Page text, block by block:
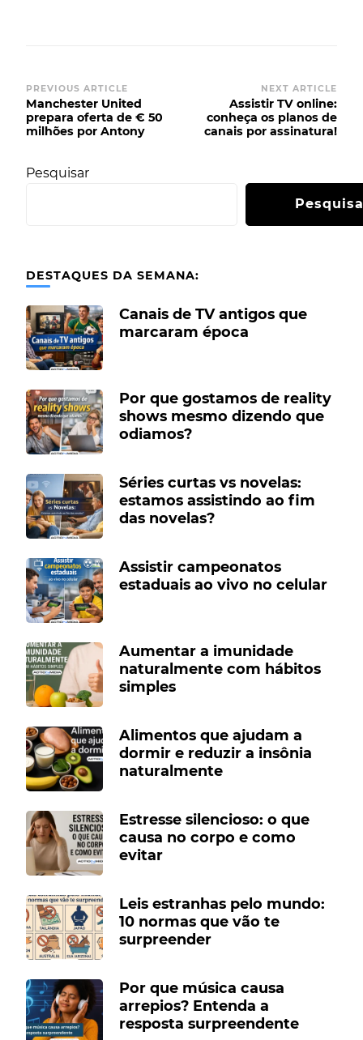
PREVIOUS ARTICLE
Manchester United
prepara oferta de € 50
milhões por Antony
NEXT ARTICLE
Assistir TV online:
conheça os planos de
canais por assinatura!
Pesquisar
DESTAQUES DA SEMANA:
Canais de TV antigos que
marcaram época
Por que gostamos de reality
shows mesmo dizendo que
odiamos?
Séries curtas vs novelas:
estamos assistindo ao fim
das novelas?
Assistir campeonatos
estaduais ao vivo no celular
Aumentar a imunidade
naturalmente com hábitos
simples
Alimentos que ajudam a
dormir e reduzir a insônia
naturalmente
Estresse silencioso: o que
causa no corpo e como
evitar
Leis estranhas pelo mundo:
10 normas que vão te
surpreender
Por que música causa
arrepios? Entenda a
resposta surpreendente